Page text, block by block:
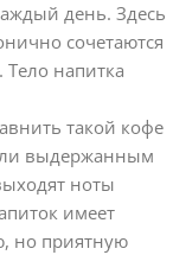
день. Здесь
сочетаются
напитка
такой кофе
выдержанным
ноты
имеет
но приятную